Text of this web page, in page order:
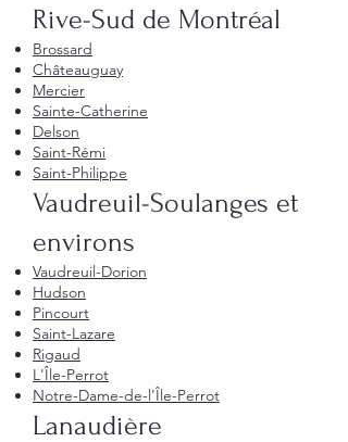
Rive-Sud de Montréal
Brossard
Châteauguay
Mercier
Sainte-Catherine
Delson
Saint-Rémi
Saint-Philippe
Vaudreuil-Soulanges et
environs
Vaudreuil-Dorion
Hudson
Pincourt
Saint-Lazare
Rigaud
L'Île-Perrot
Notre-Dame-de-l'Île-Perrot
Lanaudière